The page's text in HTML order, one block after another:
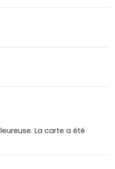
La carte a été